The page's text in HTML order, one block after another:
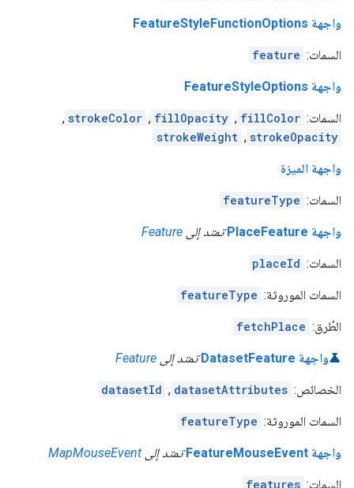
واجهة FeatureStyleFunctionOptions
السمات: feature
واجهة FeatureStyleOptions
السمات: fillColor
,
fillOpacity
,
strokeColor
,
strokeOpacity
,
strokeWeight
واجهة الميزة
السمات: featureType
واجهة PlaceFeature تمتد إلى Feature
السمات: placeId
السمات الموروثة: featureType
الطُرق: fetchPlace
واجهة DatasetFeature تمتد إلى Feature
الخصائص: datasetAttributes
,
datasetId
السمات الموروثة: featureType
واجهة FeatureMouseEvent تمتد إلى MapMouseEvent
السمات: features